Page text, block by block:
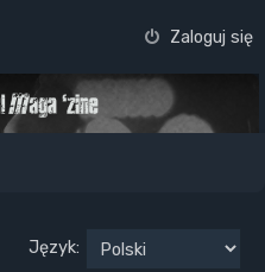
Zaloguj się
Język: